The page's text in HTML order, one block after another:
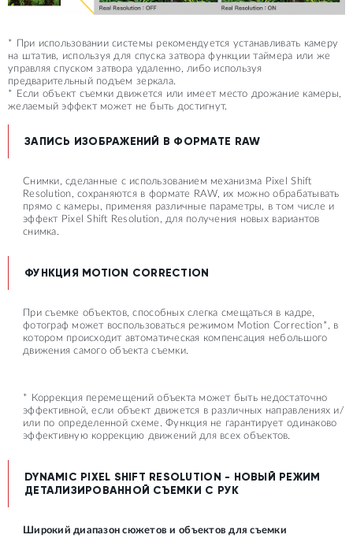
* При использовании системы рекомендуется устанавливать камеру
на штатив, используя для спуска затвора функции таймера или же
управляя спуском затвора удаленно, либо используя
предварительный подъем зеркала.
* Если объект съемки движется или имеет место дрожание камеры,
желаемый эффект может не быть достигнут.
ЗАПИСЬ ИЗОБРАЖЕНИЙ В ФОРМАТЕ RAW
Снимки, сделанные с использованием механизма Pixel Shift
Resolution, сохраняются в формате RAW, их можно обрабатывать
прямо с камеры, применяя различные параметры, в том числе и
эффект Pixel Shift Resolution, для получения новых вариантов
снимка.
ФУНКЦИЯ MOTION CORRECTION
При съемке объектов, способных слегка смещаться в кадре,
фотограф может воспользоваться режимом Motion Correction*, в
котором происходит автоматическая компенсация небольшого
движения самого объекта съемки.
* Коррекция перемещений объекта может быть недостаточно
эффективной, если объект движется в различных направлениях и/
или по определенной схеме. Функция не гарантирует одинаково
эффективную коррекцию движений для всех объектов.
DYNAMIC PIXEL SHIFT RESOLUTION - НОВЫЙ РЕЖИМ
ДЕТАЛИЗИРОВАННОЙ СЪЕМКИ С РУК
Широкий диапазон сюжетов и объектов для съемки